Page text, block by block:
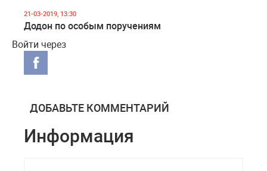
21-03-2019, 13:30
Додон по особым поручениям
Войти через
ДОБАВЬТЕ КОММЕНТАРИЙ
Информация